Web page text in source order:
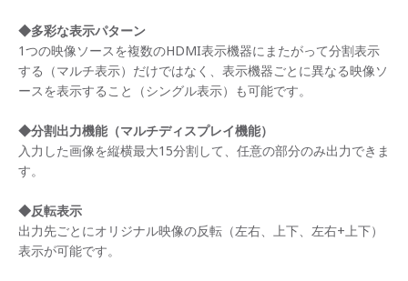
◆多彩な表示パターン
1つの映像ソースを複数のHDMI表示機器にまたがって分割表示
する（マルチ表示）だけではなく、表示機器ごとに異なる映像ソ
ースを表示すること（シングル表示）も可能です。
◆分割出力機能（マルチディスプレイ機能）
入力した画像を縦横最大15分割して、任意の部分のみ出力できま
す。
◆反転表示
出力先ごとにオリジナル映像の反転（左右、上下、左右+上下）
表示が可能です。